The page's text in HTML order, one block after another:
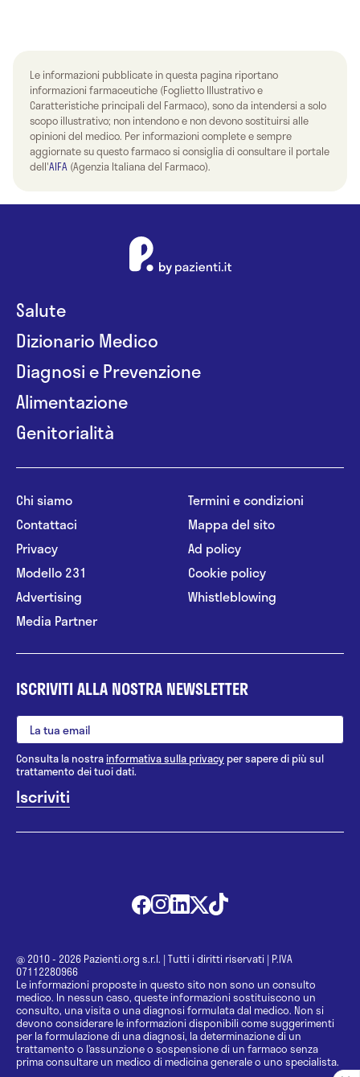
Le informazioni pubblicate in questa pagina riportano
informazioni farmaceutiche (Foglietto Illustrativo e
Caratteristiche principali del Farmaco), sono da intendersi a solo
scopo illustrativo; non intendono e non devono sostituirsi alle
opinioni del medico. Per informazioni complete e sempre
aggiornate su questo farmaco si consiglia di consultare il portale
dell'AIFA (Agenzia Italiana del Farmaco).
Salute
Dizionario Medico
Diagnosi e Prevenzione
Alimentazione
Genitorialità
Chi siamo
Contattaci
Privacy
Modello 231
Advertising
Media Partner
Termini e condizioni
Mappa del sito
Ad policy
Cookie policy
Whistleblowing
ISCRIVITI ALLA NOSTRA NEWSLETTER
Consulta la nostrainformativa sulla privacy per sapere di più sul
trattamento dei tuoi dati.
@ 2010 - 2026 Pazienti.org s.r.l. | Tutti i diritti riservati | P.IVA
07112280966
Le informazioni proposte in questo sito non sono un consulto
medico. In nessun caso, queste informazioni sostituiscono un
consulto, una visita o una diagnosi formulata dal medico. Non si
devono considerare le informazioni disponibili come suggerimenti
per la formulazione di una diagnosi, la determinazione di un
trattamento o l’assunzione o sospensione di un farmaco senza
prima consultare un medico di medicina generale o uno specialista.